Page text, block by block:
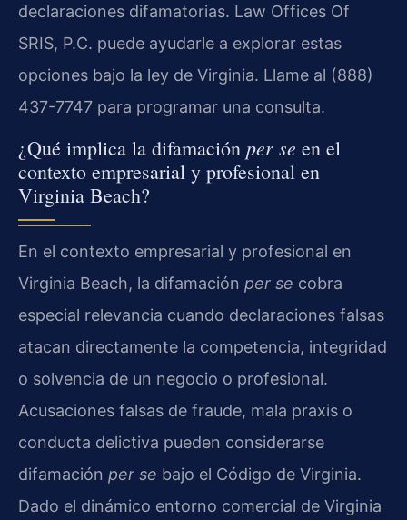
declaraciones difamatorias. Law Offices Of
SRIS, P.C. puede ayudarle a explorar estas
opciones bajo la ley de Virginia. Llame al (888)
437-7747 para programar una consulta.
¿Qué implica la difamación per se en el
contexto empresarial y profesional en
Virginia Beach?
En el contexto empresarial y profesional en
Virginia Beach, la difamación per se cobra
especial relevancia cuando declaraciones falsas
atacan directamente la competencia, integridad
o solvencia de un negocio o profesional.
Acusaciones falsas de fraude, mala praxis o
conducta delictiva pueden considerarse
difamación per se bajo el Código de Virginia.
Dado el dinámico entorno comercial de Virginia